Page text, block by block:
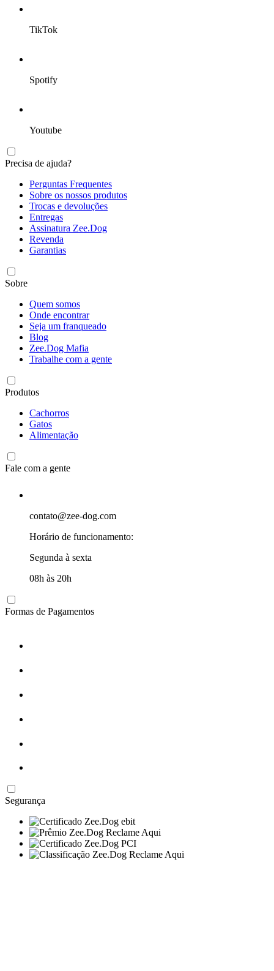
TikTok
Spotify
Youtube
Precisa de ajuda?
Perguntas Frequentes
Sobre os nossos produtos
Trocas e devoluções
Entregas
Assinatura Zee.Dog
Revenda
Garantias
Sobre
Quem somos
Onde encontrar
Seja um franqueado
Blog
Zee.Dog Mafia
Trabalhe com a gente
Produtos
Cachorros
Gatos
Alimentação
Fale com a gente
contato@zee-dog.com
Horário de funcionamento:
Segunda à sexta
08h às 20h
Formas de Pagamentos
Segurança